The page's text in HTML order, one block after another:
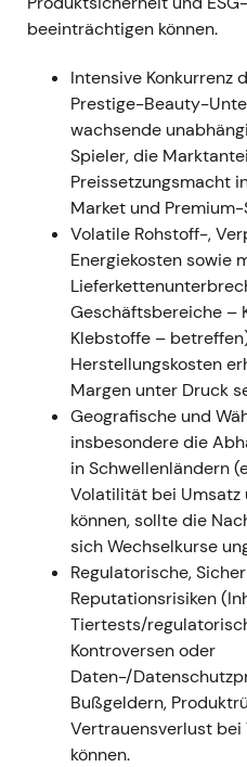
Derma-/F&E-
höherwertige
Umsatzhebel. -
strukturellen
Unterstützung).
1. März 2023
das Geschäftsjahr 2022)-
€8.799 Mio. (organisch
verbessert; breites
Derma, tesa)[13],[15],[18].
bezeichnete das Jahr als
Leistungen der jüngeren
Investoren begannen,
wachsenden, qualitativ
Compounder neu zu
oben / starker
beschleunigten
verbesserter Margen.
Q1 2023 (Anfang 2023)-
Umsatzwachstum im
gemeldet;
(Ad-hoc-Meldung). -
Markterwartungen
Erholung hin zu
organischem Wachstum. -
und Aufwärtstrend mit
beeinträchtigen können.
Intensive Konkurrenz
Prestige-Beauty-
wachsende
Spieler, die
Preissetzungsmacht
Market und
Volatile Rohstoff-,
Energiekosten sowie
Geschäftsbereiche –
Klebstoffe –
Herstellungskosten
Margen unter Druck
Geografische und
insbesondere die
in Schwellenländern
Volatilität bei Umsatz
können, sollte die
sich Wechselkurse
Regulatorische,
Reputationsrisiken
Tiertests/
Kontroversen oder
Daten-/
Bußgeldern,
Vertrauensverlust
können.